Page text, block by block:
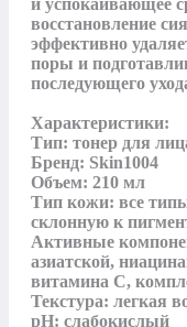
восстановление
эффективно
поры и
последующего
Характеристики:
Тип: тонер для
Бренд: Skin1004
Объем: 210 мл
Тип кожи: все
склонную к
Активные
азиатской,
витамина C,
Текстура: легкая
pH: слабокислый